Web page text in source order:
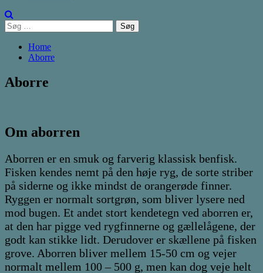
Søg
efter:
Home
Aborre
Aborre
Om aborren
Aborren er en smuk og farverig klassisk benfisk.
Fisken kendes nemt på den høje ryg, de sorte striber
på siderne og ikke mindst de orangerøde finner.
Ryggen er normalt sortgrøn, som bliver lysere ned
mod bugen. Et andet stort kendetegn ved aborren er,
at den har pigge ved rygfinnerne og gællelågene, der
godt kan stikke lidt. Derudover er skællene på fisken
grove. Aborren bliver mellem 15-50 cm og vejer
normalt mellem 100 – 500 g, men kan dog veje helt